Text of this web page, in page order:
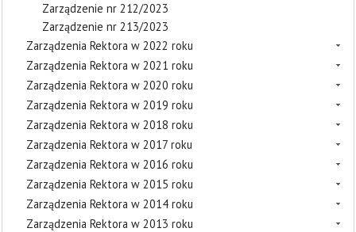
Zarządzenie nr 212/2023
Zarządzenie nr 213/2023
Zarządzenia Rektora w 2022 roku
Zarządzenia Rektora w 2021 roku
Zarządzenia Rektora w 2020 roku
Zarządzenia Rektora w 2019 roku
Zarządzenia Rektora w 2018 roku
Zarządzenia Rektora w 2017 roku
Zarządzenia Rektora w 2016 roku
Zarządzenia Rektora w 2015 roku
Zarządzenia Rektora w 2014 roku
Zarządzenia Rektora w 2013 roku